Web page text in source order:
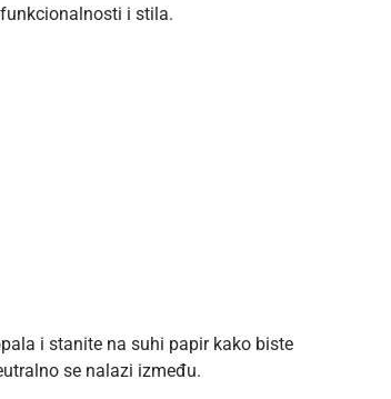
i stila.
i stanite na suhi papir kako biste
se nalazi između.